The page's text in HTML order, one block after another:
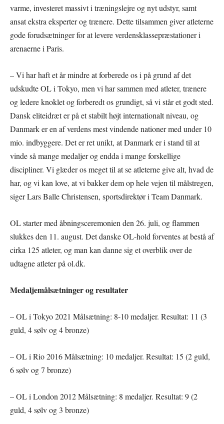
varme, investeret massivt i træningslejre og nyt udstyr, samt
ansat ekstra eksperter og trænere. Dette tilsammen giver atleterne
gode forudsætninger for at levere verdensklassepræstationer i
arenaerne i Paris.
– Vi har haft et år mindre at forberede os i på grund af det
udskudte OL i Tokyo, men vi har sammen med atleter, trænere
og ledere knoklet og forberedt os grundigt, så vi står et godt sted.
Dansk eliteidræt er på et stabilt højt internationalt niveau, og
Danmark er en af verdens mest vindende nationer med under 10
mio. indbyggere. Det er ret unikt, at Danmark er i stand til at
vinde så mange medaljer og endda i mange forskellige
discipliner. Vi glæder os meget til at se atleterne give alt, hvad de
har, og vi kan love, at vi bakker dem op hele vejen til målstregen,
siger Lars Balle Christensen, sportsdirektør i Team Danmark.
OL starter med åbningsceremonien den 26. juli, og flammen
slukkes den 11. august. Det danske OL-hold forventes at bestå af
cirka 125 atleter, og man kan danne sig et overblik over de
udtagne atleter på ol.dk.
Medaljemålsætninger og resultater
– OL i Tokyo 2021 Målsætning: 8-10 medaljer. Resultat: 11 (3
guld, 4 sølv og 4 bronze)
– OL i Rio 2016 Målsætning: 10 medaljer. Resultat: 15 (2 guld,
6 sølv og 7 bronze)
– OL i London 2012 Målsætning: 8 medaljer. Resultat: 9 (2
guld, 4 sølv og 3 bronze)